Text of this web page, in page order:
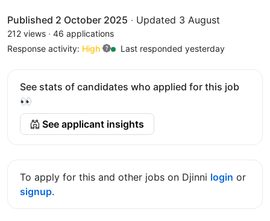
Published 2 October 2025 · Updated 3 August
212 views · 46 applications
Response activity: High Last responded yesterday
See stats of candidates who applied for this job
👀
See applicant insights
To apply for this and other jobs on Djinni login or
signup.